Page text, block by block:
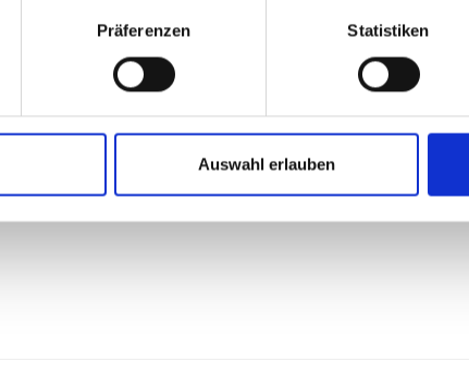
Präferenzen Statistiken
Auswahl erlauben
auch auf die Folgen für den Standort Salzburg. „Diese
wird auch Auswirkungen auf einzelne Förderschienen im
nun genau analysieren und in den nächsten Tagen und
prüfen. Unser Ziel bleibt es, den nordischen Sport und